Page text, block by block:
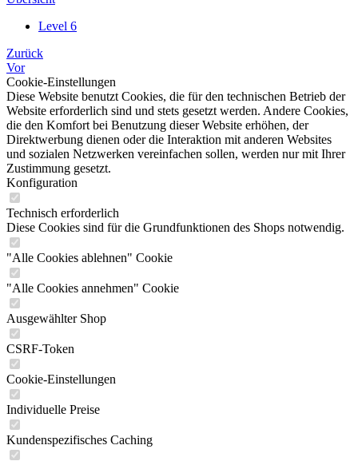
Level 6
Zurück
Vor
Cookie-Einstellungen
Diese Website benutzt Cookies, die für den technischen Betrieb der
Website erforderlich sind und stets gesetzt werden. Andere Cookies,
die den Komfort bei Benutzung dieser Website erhöhen, der
Direktwerbung dienen oder die Interaktion mit anderen Websites
und sozialen Netzwerken vereinfachen sollen, werden nur mit Ihrer
Zustimmung gesetzt.
Konfiguration
Technisch erforderlich
Diese Cookies sind für die Grundfunktionen des Shops notwendig.
"Alle Cookies ablehnen" Cookie
"Alle Cookies annehmen" Cookie
Ausgewählter Shop
CSRF-Token
Cookie-Einstellungen
Individuelle Preise
Kundenspezifisches Caching